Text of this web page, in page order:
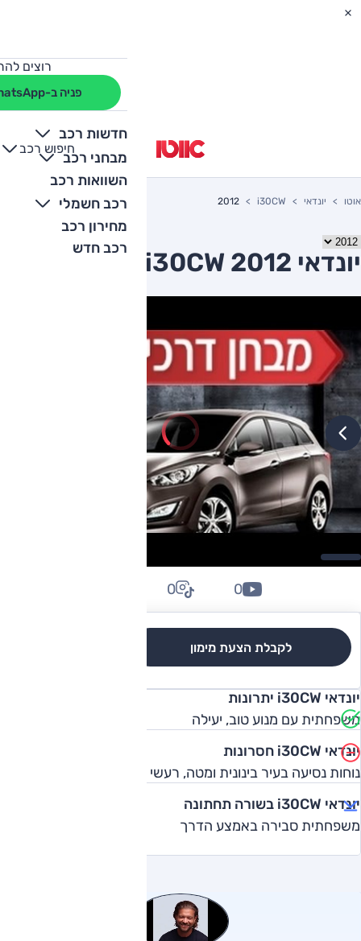
רוצים
פניה ב-WhatsApp
חדשות רכב
מבחני רכב
השוואות רכב
רכב חשמלי
מחירון רכב
רכב חדש
חיפוש רכב
+
-
אוטו יונדאי i30CW
2012
יונדאי i30CW 2012 יד שניה
לקבלת הצעת מימון
0
0
יונדאי i30CW יתרונות
משפחתית עם מנוע טוב, יעילה
יונדאי i30CW חסרונות
נוחות נסיעה בעיר בינונית ומטה, רעשי כביש מחוץ לעיר
יונדאי i30CW בשורה תחתונה
משפחתית סבירה באמצע הדרך